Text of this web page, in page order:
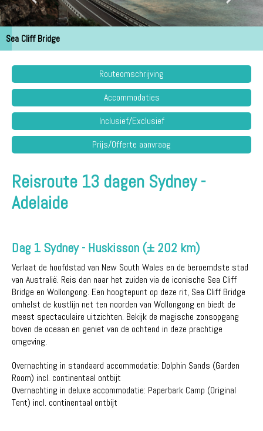
Sea Cliff Bridge
Routeomschrijving
Accommodaties
Inclusief/Exclusief
Prijs/Offerte aanvraag
Reisroute 13 dagen Sydney -
Adelaide
Dag 1 Sydney - Huskisson (± 202 km)
Verlaat de hoofdstad van New South Wales en de beroemdste stad
van Australië. Reis dan naar het zuiden via de iconische Sea Cliff
Bridge en Wollongong. Een hoogtepunt op deze rit, Sea Cliff Bridge
omhelst de kustlijn net ten noorden van Wollongong en biedt de
meest spectaculaire uitzichten. Bekijk de magische zonsopgang
boven de oceaan en geniet van de ochtend in deze prachtige
omgeving.
Overnachting in standaard accommodatie: Dolphin Sands (Garden
Room) incl. continentaal ontbijt
Overnachting in deluxe accommodatie: Paperbark Camp (Original
Tent) incl. continentaal ontbijt